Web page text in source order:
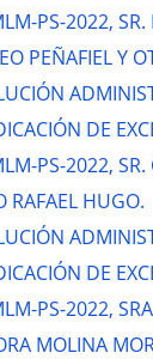
PS-2022, SR.
PEÑAFIEL Y
DE
PS-2022, SR.
RAFAEL HUGO.
DE
PS-2022,
MOLINA